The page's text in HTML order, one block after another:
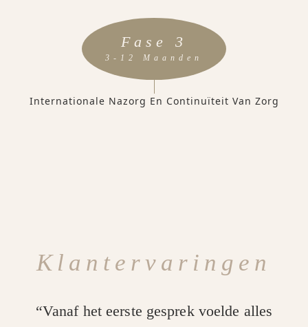
Fase 3
3-12 Maanden
Internationale Nazorg En Continuïteit Van Zorg
Klantervaringen
“Vanaf het eerste gesprek voelde alles